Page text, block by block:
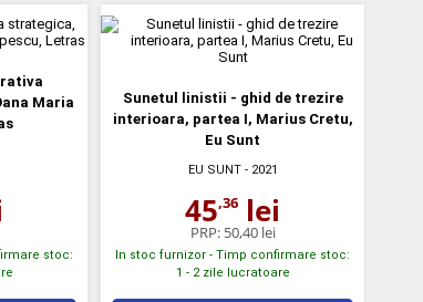
Maria
stoc:
Sunetul linistii - ghid de trezire
interioara, partea I, Marius Cretu,
Eu Sunt
EU SUNT- 2021
45,36 lei
PRP: 50,40 lei
In stoc furnizor - Timp confirmare stoc:
1 - 2 zile lucratoare